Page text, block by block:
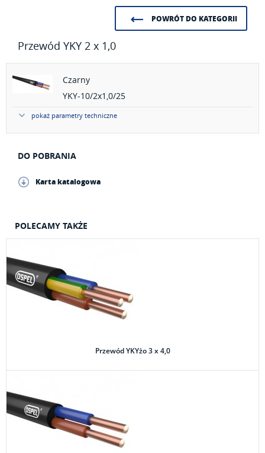
POWRÓT DO KATEGORII
Przewód YKY 2 x 1,0
Czarny
YKY-10/2x1,0/25
pokaż parametry techniczne
DO POBRANIA
Karta katalogowa
POLECAMY TAKŻE
Przewód YKYżo 3 x 4,0